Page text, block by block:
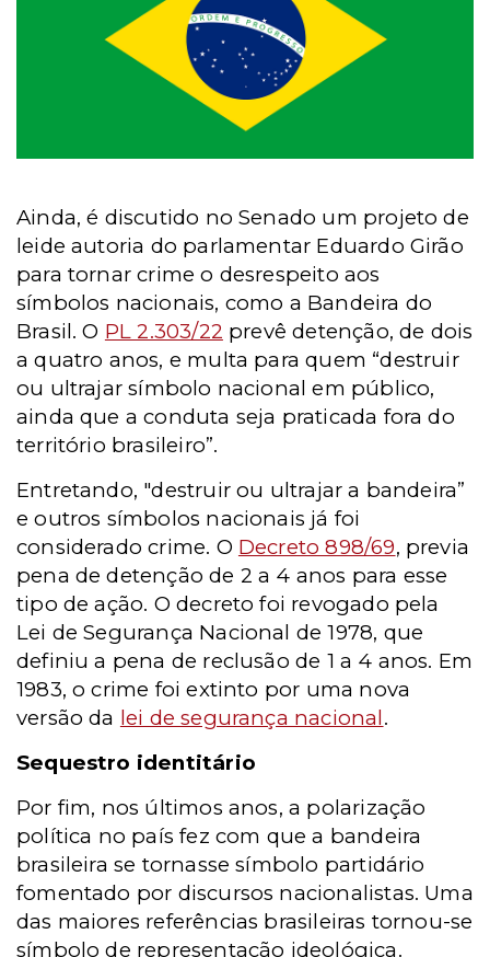
Ainda, é discutido no Senado um projeto de
leide autoria do parlamentar Eduardo Girão
para tornar crime o desrespeito aos
símbolos nacionais, como a Bandeira do
Brasil. O PL 2.303/22 prevê detenção, de dois
a quatro anos, e multa para quem “destruir
ou ultrajar símbolo nacional em público,
ainda que a conduta seja praticada fora do
território brasileiro”.
Entretando, "destruir ou ultrajar a bandeira”
e outros símbolos nacionais já foi
considerado crime. O Decreto 898/69, previa
pena de detenção de 2 a 4 anos para esse
tipo de ação. O decreto foi revogado pela
Lei de Segurança Nacional de 1978, que
definiu a pena de reclusão de 1 a 4 anos. Em
1983, o crime foi extinto por uma nova
versão da lei de segurança nacional.
Sequestro identitário
Por fim, nos últimos anos, a polarização
política no país fez com que a bandeira
brasileira se tornasse símbolo partidário
fomentado por discursos nacionalistas. Uma
das maiores referências brasileiras tornou-se
símbolo de representação ideológica.